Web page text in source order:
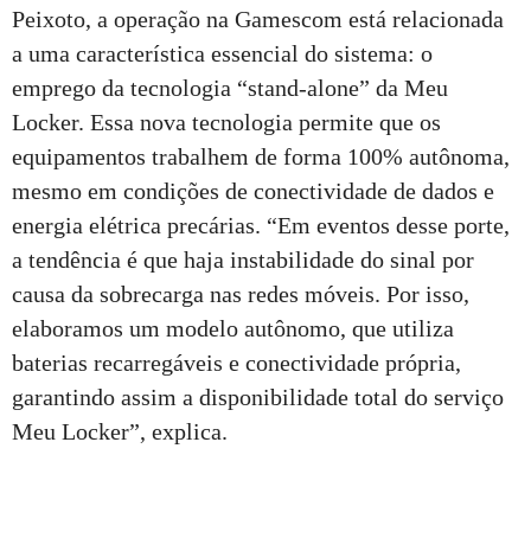
Peixoto, a operação na Gamescom está relacionada
a uma característica essencial do sistema: o
emprego da tecnologia “stand-alone” da Meu
Locker. Essa nova tecnologia permite que os
equipamentos trabalhem de forma 100% autônoma,
mesmo em condições de conectividade de dados e
energia elétrica precárias. “Em eventos desse porte,
a tendência é que haja instabilidade do sinal por
causa da sobrecarga nas redes móveis. Por isso,
elaboramos um modelo autônomo, que utiliza
baterias recarregáveis e conectividade própria,
garantindo assim a disponibilidade total do serviço
Meu Locker”, explica.